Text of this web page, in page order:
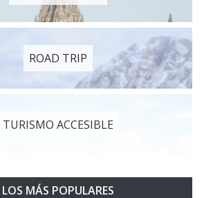
ROAD TRIP
TURISMO ACCESIBLE
LOS MÁS POPULARES